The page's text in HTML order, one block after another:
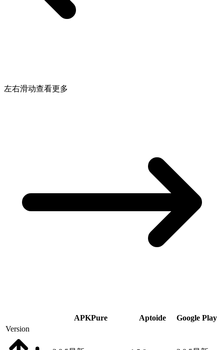
左右滑动查看更多
APKPure Aptoide
Google Play
Version